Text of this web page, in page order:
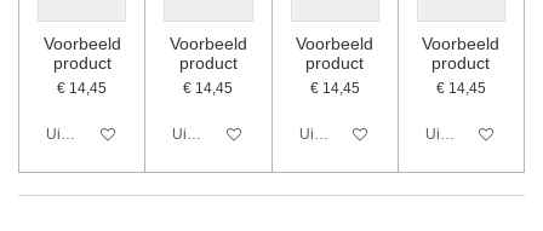
Voorbeeld
product
€ 14,45
Uitgeschakeld
Voorbeeld
product
€ 14,45
Uitgeschakeld
Voorbeeld
product
€ 14,45
Uitgeschakeld
Voorbeeld
product
€ 14,45
Uitgeschakeld